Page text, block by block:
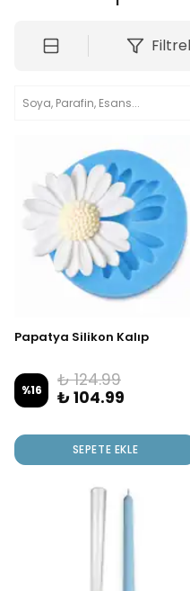
Papatya Silikon Kalıp
%16
₺ 124.99
₺ 104.99
SEPETE EKLE